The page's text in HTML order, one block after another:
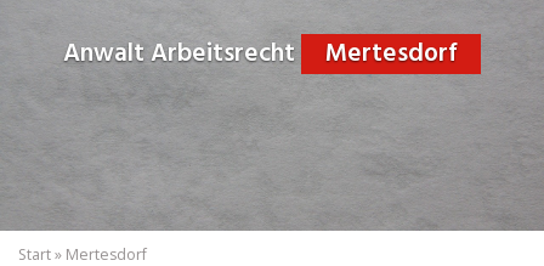
Anwalt Arbeitsrecht Mertesdorf
Start» Mertesdorf